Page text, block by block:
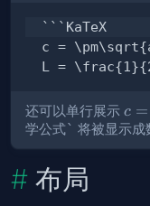
还可以单行展示 c =
+
c =
学公式` 将被显示成
布局